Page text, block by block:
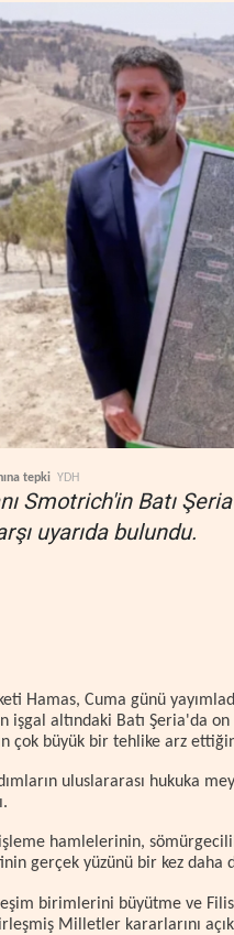
tepki YDH
Smotrich'in Batı
uyarıda bulundu.
Hamas, Cuma günü
işgal altındaki Batı Şeria'da
çok büyük bir tehlike arz
uluslararası hukuka
hamlelerinin,
gerçek yüzünü bir kez
birimlerini büyütme ve
Milletler kararlarını